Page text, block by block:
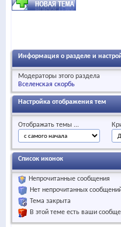
Информация о разделе и
Модераторы этого раздела
Вселенская скорбь
Настройка отображения тем
Отображать темы ...
Список иконок
Непрочитанные сообщения
Нет непрочитанных
Тема закрыта
В этой теме есть ваши